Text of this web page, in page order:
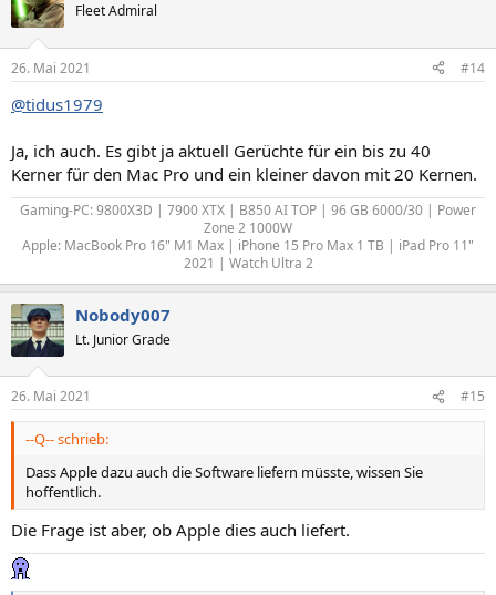
Fleet Admiral
26. Mai 2021 #14
@tidus1979
Ja, ich auch. Es gibt ja aktuell Gerüchte für ein bis zu 40
Kerner für den Mac Pro und ein kleiner davon mit 20 Kernen.
Gaming-PC: 9800X3D | 7900 XTX | B850 AI TOP | 96 GB 6000/30 | Power
Zone 2 1000W
Apple: MacBook Pro 16" M1 Max | iPhone 15 Pro Max 1 TB | iPad Pro 11"
2021 | Watch Ultra 2​
Nobody007
Lt. Junior Grade
26. Mai 2021 #15
--Q-- schrieb:
Dass Apple dazu auch die Software liefern müsste, wissen Sie
hoffentlich.
Die Frage ist aber, ob Apple dies auch liefert.